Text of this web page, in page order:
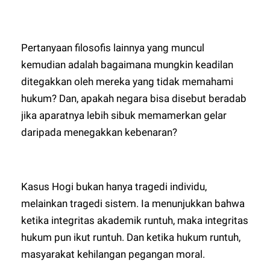
Pertanyaan filosofis lainnya yang muncul
kemudian adalah bagaimana mungkin keadilan
ditegakkan oleh mereka yang tidak memahami
hukum? Dan, apakah negara bisa disebut beradab
jika aparatnya lebih sibuk memamerkan gelar
daripada menegakkan kebenaran?
Kasus Hogi bukan hanya tragedi individu,
melainkan tragedi sistem. Ia menunjukkan bahwa
ketika integritas akademik runtuh, maka integritas
hukum pun ikut runtuh. Dan ketika hukum runtuh,
masyarakat kehilangan pegangan moral.